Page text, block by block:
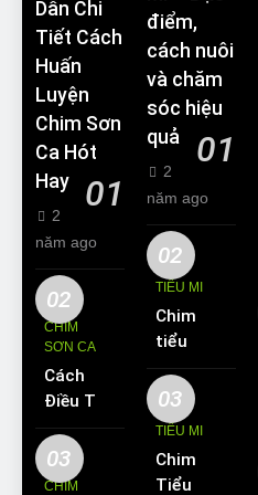
Dẫn Chi
Tiết Cách
Huấn
Luyện
Chim Sơn
Ca Hót
Hay
01
2
năm ago
02
CHIM
SƠN CA
Cách
Điều Trị
Hiệu
Quả
Các
03
CHIM
điểm,
cách nuôi
và chăm
sóc hiệu
quả
01
2
năm ago
02
TIỂU MI
Chim
tiểu mi
ăn gì?
Kinh
nghiệm
chim
03
TIỂU MI
Chim
Tiểu Mi